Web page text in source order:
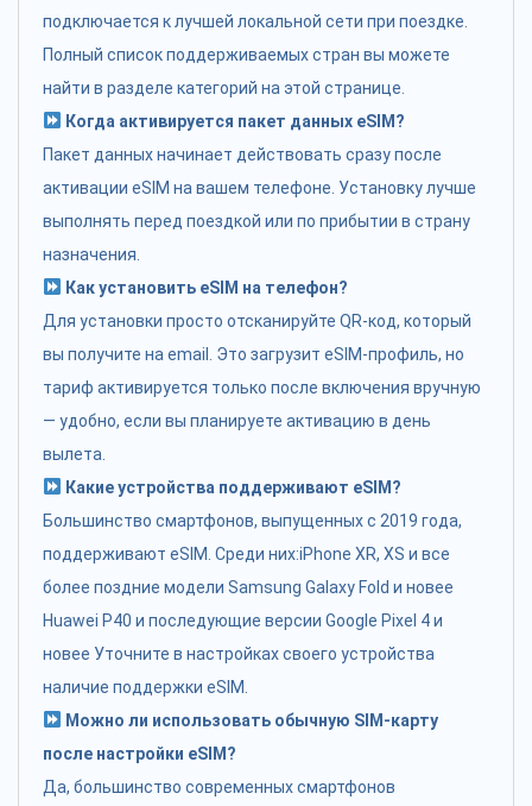
подключается к лучшей локальной сети при поездке.
Полный список поддерживаемых стран вы можете
найти в разделе категорий на этой странице.
Когда активируется пакет данных eSIM?
Пакет данных начинает действовать сразу после
активации eSIM на вашем телефоне. Установку лучше
выполнять перед поездкой или по прибытии в страну
назначения.
Как установить eSIM на телефон?
Для установки просто отсканируйте QR-код, который
вы получите на email. Это загрузит eSIM-профиль, но
тариф активируется только после включения вручную
— удобно, если вы планируете активацию в день
вылета.
Какие устройства поддерживают eSIM?
Большинство смартфонов, выпущенных с 2019 года,
поддерживают eSIM. Среди них:iPhone XR, XS и все
более поздние модели Samsung Galaxy Fold и новее
Huawei P40 и последующие версии Google Pixel 4 и
новее Уточните в настройках своего устройства
наличие поддержки eSIM.
Можно ли использовать обычную SIM-карту
после настройки eSIM?
Да, большинство современных смартфонов